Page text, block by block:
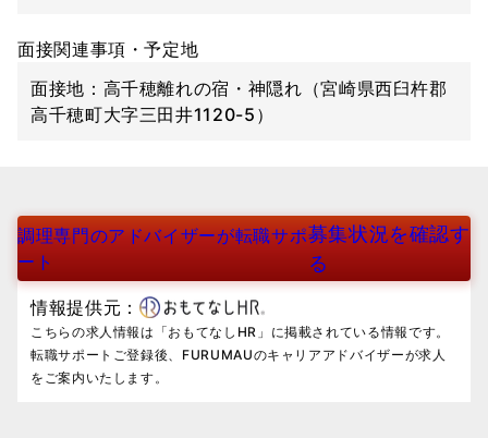
面接関連事項・予定地
面接地：高千穂離れの宿・神隠れ（宮崎県西臼杵郡
高千穂町大字三田井1120-5）
調理専門のアドバイザーが転職サポ
ート
募集状況を確認す
る
情報提供元：
こちらの求人情報は「おもてなしHR」に掲載されている情報です。
転職サポートご登録後、FURUMAUのキャリアアドバイザーが求人
をご案内いたします。